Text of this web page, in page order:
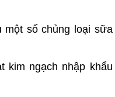
một số chủng loại sữa
kim ngạch nhập khẩu